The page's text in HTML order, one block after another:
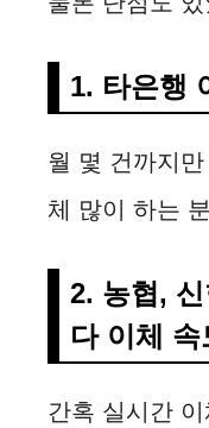
1. 타은행
월 몇 건까지
체 많이 하는
2. 농협,
다 이체
간혹 실시간